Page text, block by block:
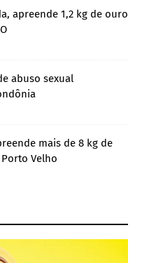
apreende 1,2 kg de ouro
abuso sexual
mais de 8 kg de
Velho